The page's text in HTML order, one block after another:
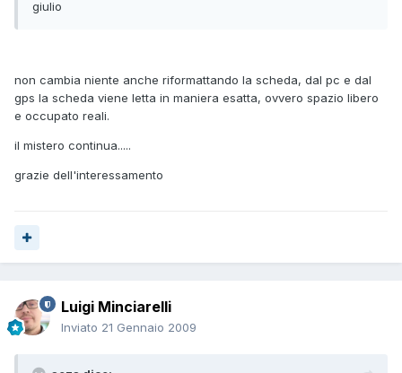
giulio
non cambia niente anche riformattando la scheda, dal pc e dal
gps la scheda viene letta in maniera esatta, ovvero spazio libero
e occupato reali.
il mistero continua.....
grazie dell'interessamento
Luigi Minciarelli
Inviato 21 Gennaio 2009